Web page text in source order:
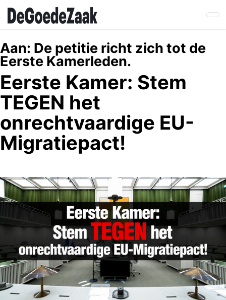
Skip
main
content
Aan: De petitie richt zich tot de
Eerste Kamerleden.
Eerste Kamer: Stem
TEGEN het
onrechtvaardige EU-
Migratiepact!